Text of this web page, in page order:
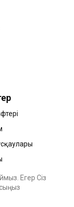
Егер Сіз